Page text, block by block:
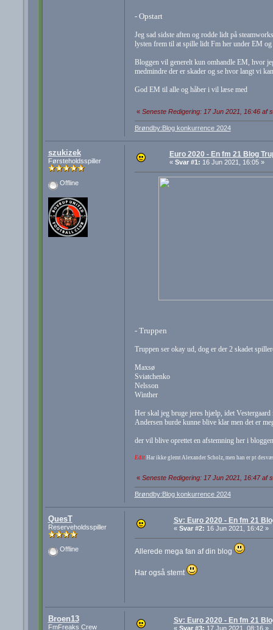
- Opstart
Jeg sad sidste aften og rodde lidt på
lysten frem til at spille lidt Fm her under EM
Bloggen vil generelt kun omhandle EM, hvor
medmindre der er skader og se hvor langt vi
God EM til alle og håber i vil læse med
« Seneste Redigering: 17 Jun 2021, 16:46 af
Brøndby:Blog konkurrence 2024
szukizek
Førsteholdsspiller
Offline
Euro 2020 - En fm 21 Blog
« Svar #1: 16 Jun 2021, 16:05 »
- Truppen
Truppen ser okay ud, dog er der 2 skadet
Maxsø
Sviatchenko
Nelsson
Winther
Her skal jeg bruge jeres hjælp, idet
Andersen burde kunne blive klar men det er
der vil blive oprettet en afstemning her i
EditHar ikke glemt Alexander Scholz, men han er pt
« Seneste Redigering: 17 Jun 2021, 16:47 af
Brøndby:Blog konkurrence 2024
QuesT
Reserveholdsspiller
Offline
Sv: Euro 2020 - En fm 21
« Svar #2: 16 Jun 2021, 16:42 »
Allerede mega fan af din blog
Har også stemt
Broen13
FmFreaks Crew
Sv: Euro 2020 - En fm 21
« Svar #3: 17 Jun 2021, 08:16 »